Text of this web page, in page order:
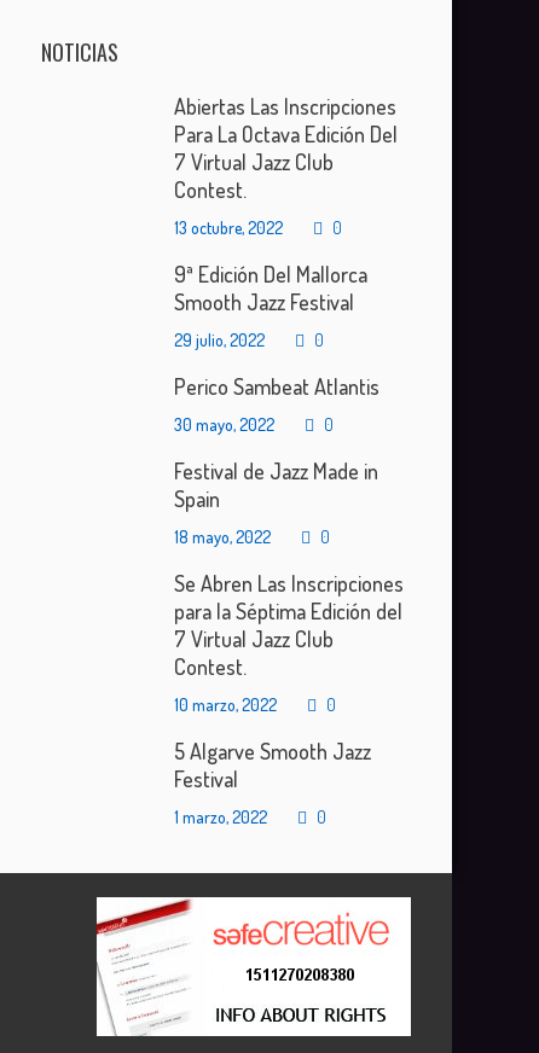
NOTICIAS
Abiertas Las Inscripciones
Para La Octava Edición Del
7 Virtual Jazz Club
Contest.
13 octubre, 2022 0
9ª Edición Del Mallorca
Smooth Jazz Festival
29 julio, 2022 0
Perico Sambeat Atlantis
30 mayo, 2022 0
Festival de Jazz Made in
Spain
18 mayo, 2022 0
Se Abren Las Inscripciones
para la Séptima Edición del
7 Virtual Jazz Club
Contest.
10 marzo, 2022 0
5 Algarve Smooth Jazz
Festival
1 marzo, 2022 0